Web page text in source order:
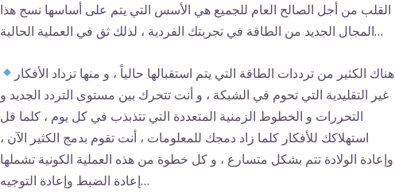
القلب من أجل الصالح العام للجميع هي الأسس التي يتم على أساسها نسج هذا
المجال الجديد من الطاقة في تجربتك الفردية ، لذلك ثق في العملية الحالية…
هناك الكثير من ترددات الطاقة التي يتم استقبالها حالياً ، و منها تزداد الأفكار
غير التقليدية التي تحوم في الشبكة ، و أنت تتحرك بين مستوى التردد الجديد و
التحررات و الخطوط الزمنية المتعددة التي تتذبذب في كل يوم ، كلما قل
استهلاكك للأفكار كلما زاد دمجك للمعلومات ، أنت تقوم بدمج الكثير الآن ،
وإعادة الولادة تتم بشكل متسارع ، و كل خطوة من هذه العملية الكونية تشملها
إعادة الضبط وإعادة التوجيه…